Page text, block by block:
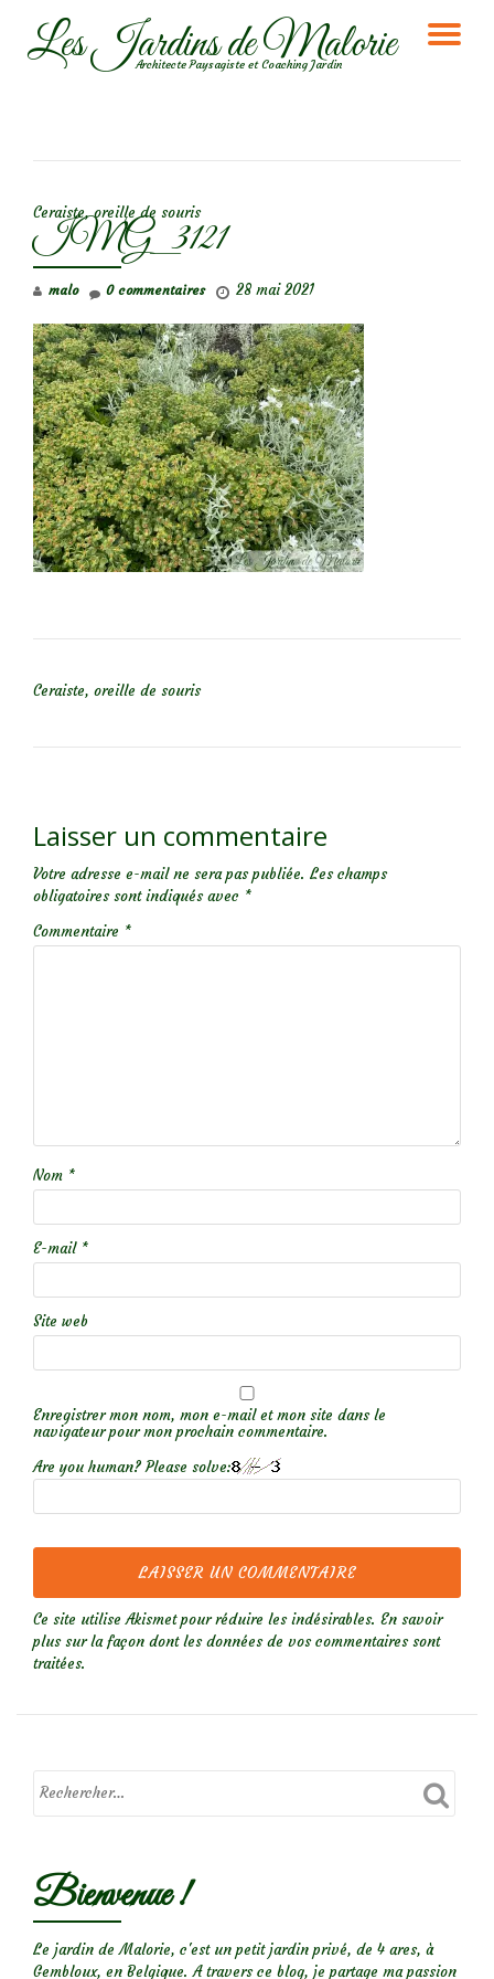
AllerLes Jardins de Malorie
Architecte Paysagiste et Coaching Jardin
Ceraiste, oreille de souris
IMG_3121
malo 28 mai 2021
0 commentaires
Ceraiste, oreille de souris
Laisser un commentaire
Votre adresse e-mail ne sera pas publiée. Les champs
obligatoires sont indiqués avec *
Commentaire *
Nom *
E-mail *
Site web
Enregistrer mon nom, mon e-mail et mon site dans le
navigateur pour mon prochain commentaire.
Are you human? Please solve:
Ce site utilise Akismet pour réduire les indésirables. En savoir
plus sur la façon dont les données de vos commentaires sont
traitées.
Bienvenue !
Le jardin de Malorie, c'est un petit jardin privé, de 4 ares, à
Gembloux, en Belgique. A travers ce blog, je partage ma passion